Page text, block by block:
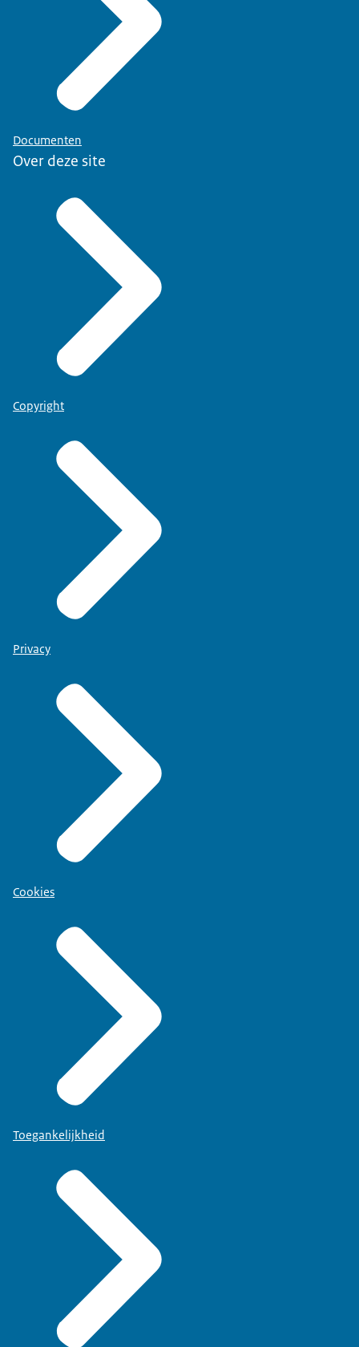
Documenten
Over deze site
Copyright
Privacy
Cookies
Toegankelijkheid